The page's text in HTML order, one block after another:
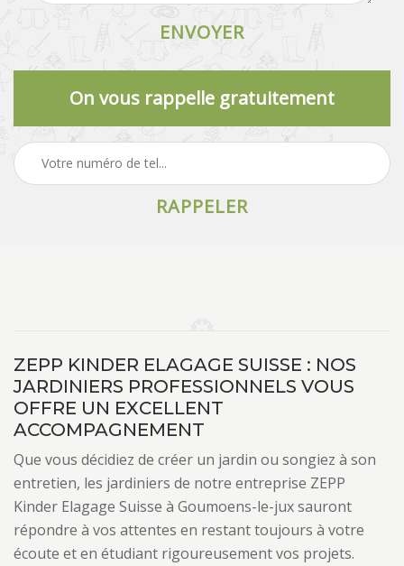
On vous rappelle gratuitement
ZEPP KINDER ELAGAGE SUISSE : NOS
JARDINIERS PROFESSIONNELS VOUS
OFFRE UN EXCELLENT
ACCOMPAGNEMENT
Que vous décidiez de créer un jardin ou songiez à son
entretien, les jardiniers de notre entreprise ZEPP
Kinder Elagage Suisse à Goumoens-le-jux sauront
répondre à vos attentes en restant toujours à votre
écoute et en étudiant rigoureusement vos projets.